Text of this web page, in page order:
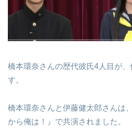
橋本環奈さんの歴代彼氏4人目が
す。
橋本環奈さんと伊藤健太郎さんは
から俺は！』で共演されました。